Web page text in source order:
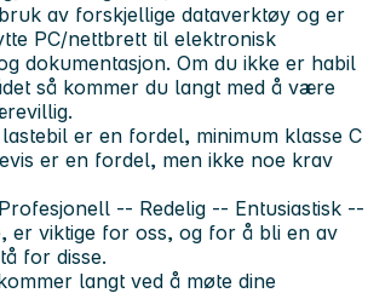
av forskjellige dataverktøy og er
PC/nettbrett til elektronisk
dokumentasjon. Om du ikke er habil
så kommer du langt med å være
er en fordel, minimum klasse C
er en fordel, men ikke noe krav
-- Redelig -- Entusiastisk --
er viktige for oss, og for å bli en av
for disse.
langt ved å møte dine